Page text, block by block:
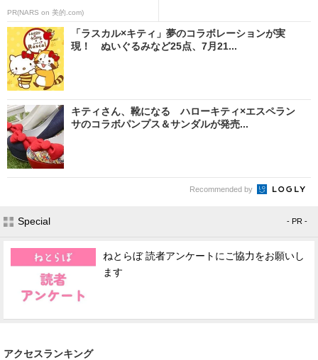
PR(NARS on 美的.com)
「ラスカル×キティ」夢のコラボレーションが実
現！ ぬいぐるみなど25点、7月21...
キティさん、靴になる ハローキティ×エスペラン
サのコラボパンプス＆サンダルが発売...
Recommended by
Special - PR -
ねとらぼ 読者アンケートにご協力をお願いし
ます
アクセスランキング